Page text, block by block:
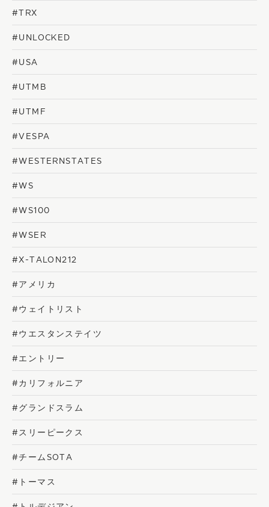
#TRX
#UNLOCKED
#USA
#UTMB
#UTMF
#VESPA
#WESTERNSTATES
#WS
#WS100
#WSER
#X-TALON212
#アメリカ
#ウェイトリスト
#ウエスタンステイツ
#エントリー
#カリフォルニア
#グランドスラム
#スリーピークス
#チームSOTA
#トーマス